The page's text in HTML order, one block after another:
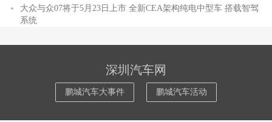
大众与众07将于5月23日上市 全新CEA架构纯电中型车 搭载智驾
系统
深圳汽车网
鹏城汽车大事件 鹏城汽车活动